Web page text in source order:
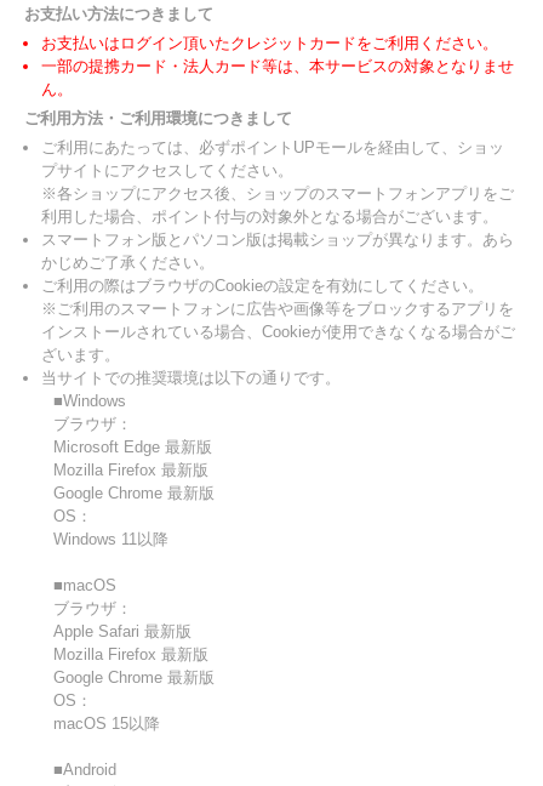
お支払い方法につきまして
お支払いはログイン頂いたクレジットカードをご利用ください。
一部の提携カード・法人カード等は、本サービスの対象となりませ
ん。
ご利用方法・ご利用環境につきまして
ご利用にあたっては、必ずポイントUPモールを経由して、ショッ
プサイトにアクセスしてください。
※各ショップにアクセス後、ショップのスマートフォンアプリをご
利用した場合、ポイント付与の対象外となる場合がございます。
スマートフォン版とパソコン版は掲載ショップが異なります。あら
かじめご了承ください。
ご利用の際はブラウザのCookieの設定を有効にしてください。
※ご利用のスマートフォンに広告や画像等をブロックするアプリを
インストールされている場合、Cookieが使用できなくなる場合がご
ざいます。
当サイトでの推奨環境は以下の通りです。
■Windows
ブラウザ：
Microsoft Edge 最新版
Mozilla Firefox 最新版
Google Chrome 最新版
OS：
Windows 11以降
■macOS
ブラウザ：
Apple Safari 最新版
Mozilla Firefox 最新版
Google Chrome 最新版
OS：
macOS 15以降
■Android